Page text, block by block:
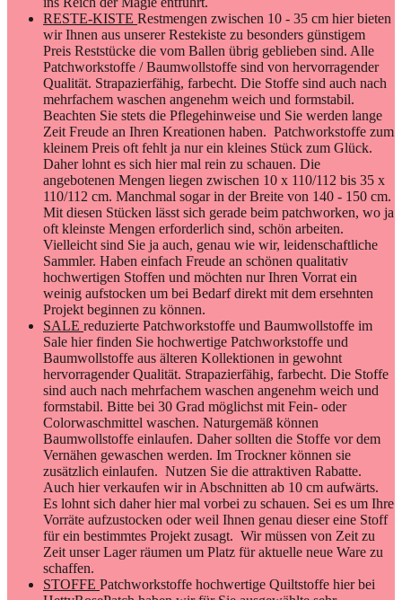
RESTE-KISTE Restmengen zwischen 10 - 35 cm hier bieten
wir Ihnen aus unserer Restekiste zu besonders günstigem
Preis Reststücke die vom Ballen übrig geblieben sind. Alle
Patchworkstoffe / Baumwollstoffe sind von hervorragender
Qualität. Strapazierfähig, farbecht. Die Stoffe sind auch nach
mehrfachem waschen angenehm weich und formstabil.
Beachten Sie stets die Pflegehinweise und Sie werden lange
Zeit Freude an Ihren Kreationen haben. Patchworkstoffe zum
kleinem Preis oft fehlt ja nur ein kleines Stück zum Glück.
Daher lohnt es sich hier mal rein zu schauen. Die
angebotenen Mengen liegen zwischen 10 x 110/112 bis 35 x
110/112 cm. Manchmal sogar in der Breite von 140 - 150 cm.
Mit diesen Stücken lässt sich gerade beim patchworken, wo ja
oft kleinste Mengen erforderlich sind, schön arbeiten.
Vielleicht sind Sie ja auch, genau wie wir, leidenschaftliche
Sammler. Haben einfach Freude an schönen qualitativ
hochwertigen Stoffen und möchten nur Ihren Vorrat ein
weinig aufstocken um bei Bedarf direkt mit dem ersehnten
Projekt beginnen zu können.
SALE reduzierte Patchworkstoffe und Baumwollstoffe im
Sale hier finden Sie hochwertige Patchworkstoffe und
Baumwollstoffe aus älteren Kollektionen in gewohnt
hervorragender Qualität. Strapazierfähig, farbecht. Die Stoffe
sind auch nach mehrfachem waschen angenehm weich und
formstabil. Bitte bei 30 Grad möglichst mit Fein- oder
Colorwaschmittel waschen. Naturgemäß können
Baumwollstoffe einlaufen. Daher sollten die Stoffe vor dem
Vernähen gewaschen werden. Im Trockner können sie
zusätzlich einlaufen. Nutzen Sie die attraktiven Rabatte.
Auch hier verkaufen wir in Abschnitten ab 10 cm aufwärts.
Es lohnt sich daher hier mal vorbei zu schauen. Sei es um Ihre
Vorräte aufzustocken oder weil Ihnen genau dieser eine Stoff
für ein bestimmtes Projekt zusagt. Wir müssen von Zeit zu
Zeit unser Lager räumen um Platz für aktuelle neue Ware zu
schaffen.
STOFFE Patchworkstoffe hochwertige Quiltstoffe hier bei